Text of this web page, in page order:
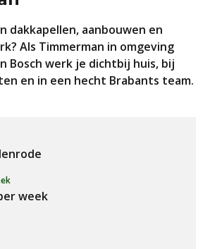
dakkapellen, aanbouwen en
Als Timmerman in omgeving
Bosch werk je dichtbij huis, bij
en in een hecht Brabants team.
week